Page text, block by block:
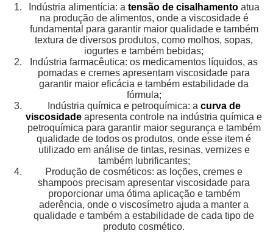
Indústria alimentícia: a tensão de cisalhamento atua
na produção de alimentos, onde a viscosidade é
fundamental para garantir maior qualidade e também
textura de diversos produtos, como molhos, sopas,
iogurtes e também bebidas;
Indústria farmacêutica: os medicamentos líquidos, as
pomadas e cremes apresentam viscosidade para
garantir maior eficácia e também estabilidade da
fórmula;
Indústria química e petroquímica: a curva de
viscosidade apresenta controle na indústria química e
petroquímica para garantir maior segurança e também
qualidade de todos os produtos, onde esse item é
utilizado em análise de tintas, resinas, vernizes e
também lubrificantes;
Produção de cosméticos: as loções, cremes e
shampoos precisam apresentar viscosidade para
proporcionar uma ótima aplicação e também
aderência, onde o viscosímetro ajuda a manter a
qualidade e também a estabilidade de cada tipo de
produto cosmético.